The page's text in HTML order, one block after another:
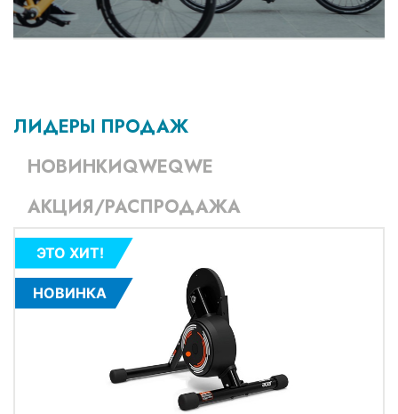
ЛИДЕРЫ ПРОДАЖ
НОВИНКИQWEQWE
АКЦИЯ/РАСПРОДАЖА
ЭТО ХИТ!
НОВИНКА